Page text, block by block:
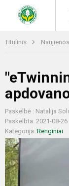
Titulinis Naujienos
Paskelbė : Natalija
Paskelbta: 2021-08-26
Kategorija: Renginiai